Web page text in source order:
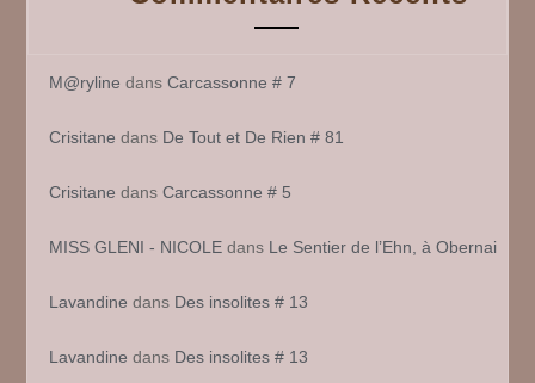
M@ryline dansCarcassonne # 7
Crisitane dans De Tout et De Rien # 81
Crisitane dansCarcassonne # 5
MISS GLENI - NICOLE dans Le Sentier de l’Ehn, à Obernai
Lavandine dans Des insolites # 13
Lavandine dans Des insolites # 13